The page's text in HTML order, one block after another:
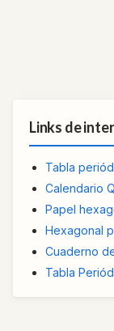
Links de
Tabla
Calendario
Papel
Hexagonal
Cuaderno
Tabla